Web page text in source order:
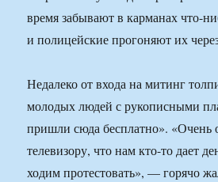
время забывают в карманах что-
и полицейские прогоняют их
Недалеко от входа на митинг
молодых людей с рукописными
пришли сюда бесплатно». «Очень
телевизору, что нам кто-то дает
ходим протестовать», — горячо